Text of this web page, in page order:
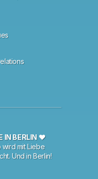
IN BERLIN ♥
wird mit Liebe
Und in Berlin!